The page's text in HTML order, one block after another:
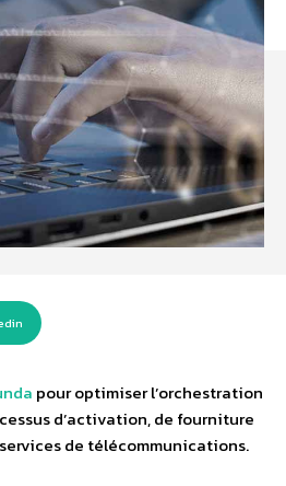
pour optimiser l’orchestration
d’activation, de fourniture
de télécommunications.